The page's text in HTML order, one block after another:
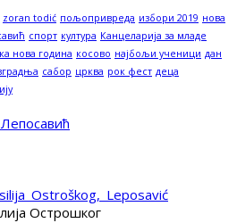
zoran todić пољопривреда избори 2019 нова
спорт култура Канцеларија за младе
нова година косово најбољи ученици дан
сабор црква рок фест деца
Острошког